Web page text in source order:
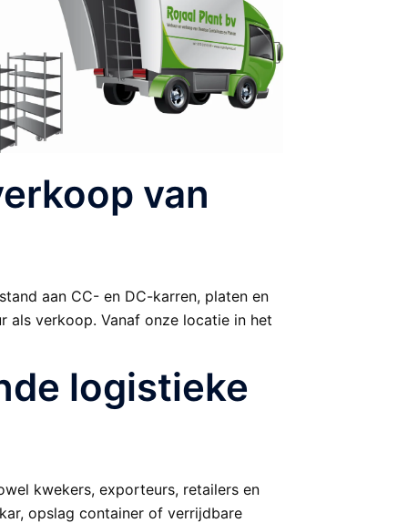
van
aan CC- en DC-karren, platen en
als verkoop. Vanaf onze locatie in het
logistieke
kwekers, exporteurs, retailers en
opslag container of verrijdbare